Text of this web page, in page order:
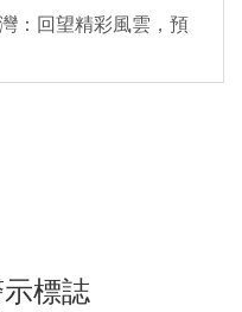
：回望精彩風雲，預
標誌